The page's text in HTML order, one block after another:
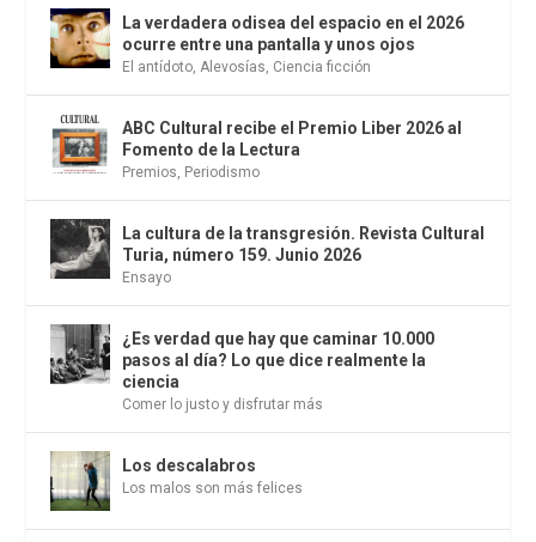
La verdadera odisea del espacio en el 2026
ocurre entre una pantalla y unos ojos
El antídoto Alevosías Ciencia ficción
ABC Cultural recibe el Premio Liber 2026 al
Fomento de la Lectura
Premios Periodismo
La cultura de la transgresión. Revista Cultural
Turia, número 159. Junio 2026
Ensayo
¿Es verdad que hay que caminar 10.000
pasos al día? Lo que dice realmente la
ciencia
Comer lo justo y disfrutar más
Los descalabros
Los malos son más felices